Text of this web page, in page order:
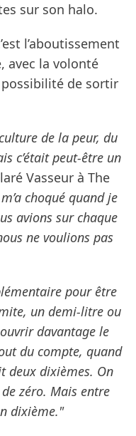
sur son halo.
l’aboutissement
avec la volonté
possibilité de sortir
de la peur, du
c’était peut-être un
Vasseur à The
choqué quand je
avions sur chaque
ne voulions pas
pour être
un demi-litre ou
davantage le
du compte, quand
deux dixièmes. On
zéro. Mais entre
dixième."